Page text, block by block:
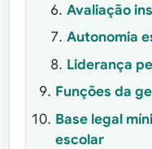
Avaliação
Autonomia
Liderança
Funções da
Base legal
escolar